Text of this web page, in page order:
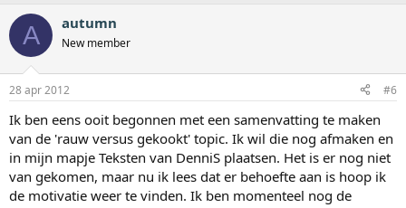
A autumn
New member
28 apr 2012 #6
Ik ben eens ooit begonnen met een samenvatting te maken
van de 'rauw versus gekookt' topic. Ik wil die nog afmaken en
in mijn mapje Teksten van DenniS plaatsen. Het is er nog niet
van gekomen, maar nu ik lees dat er behoefte aan is hoop ik
de motivatie weer te vinden. Ik ben momenteel nog de